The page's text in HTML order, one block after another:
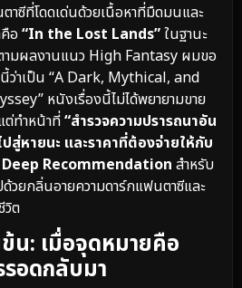
ซีที่โดดเด่นด้วยเนื้อหาที่มืดมนและ
อ “In the Lost Lands”ในฐานะ
มผลงานแนว High Fantasy ผมขอ
ว่าเป็น “A Dark, Mythical, and
หนังเรื่องนี้ไม่ได้พยายามขาย
ต่ทำหน้าที่“สำรวจความปรารถนาอัน
หายนะ และราคาที่ต้องจ่ายให้กับ
Deep Recommendation สำหรับ
ยกลิ่นอายความดาร์กแฟนตาซีและ
ต
น: เมื่อจุดหมายคือ
อดกลับมา